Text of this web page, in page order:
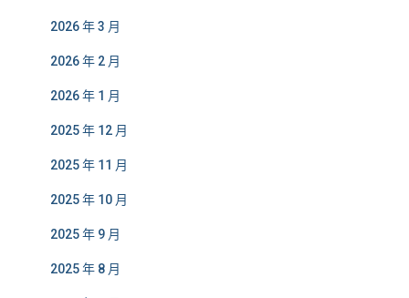
2026 年 3 月
2026 年 2 月
2026 年 1 月
2025 年 12 月
2025 年 11 月
2025 年 10 月
2025 年 9 月
2025 年 8 月